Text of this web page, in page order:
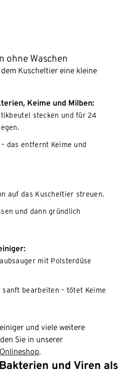
ohne Waschen
Kuscheltier eine kleine
Keime und Milben:
stecken und für 24
das entfernt Keime und
auf das Kuscheltier streuen.
und dann gründlich
mit Polsterdüse
bearbeiten – tötet Keime
und viele weitere
Sie in unserer
.
und Viren als